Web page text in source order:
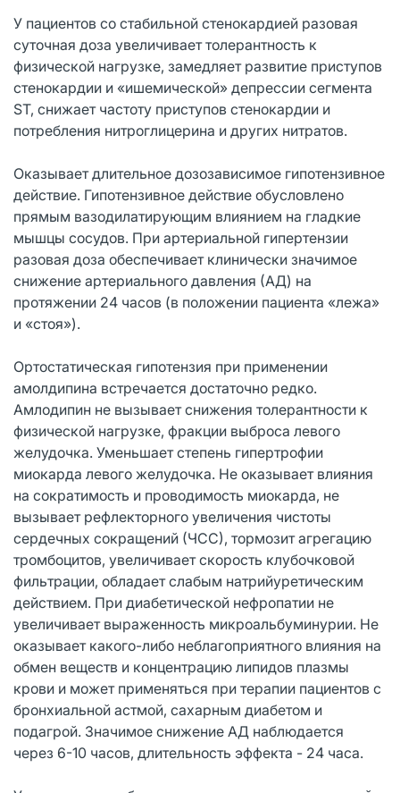
У пациентов со стабильной стенокардией разовая
суточная доза увеличивает толерантность к
физической нагрузке, замедляет развитие приступов
стенокардии и «ишемической» депрессии сегмента
ST, снижает частоту приступов стенокардии и
потребления нитроглицерина и других нитратов.
Оказывает длительное дозозависимое гипотензивное
действие. Гипотензивное действие обусловлено
прямым вазодилатирующим влиянием на гладкие
мышцы сосудов. При артериальной гипертензии
разовая доза обеспечивает клинически значимое
снижение артериального давления (АД) на
протяжении 24 часов (в положении пациента «лежа»
и «стоя»).
Ортостатическая гипотензия при применении
амолдипина встречается достаточно редко.
Амлодипин не вызывает снижения толерантности к
физической нагрузке, фракции выброса левого
желудочка. Уменьшает степень гипертрофии
миокарда левого желудочка. Не оказывает влияния
на сократимость и проводимость миокарда, не
вызывает рефлекторного увеличения чистоты
сердечных сокращений (ЧСС), тормозит агрегацию
тромбоцитов, увеличивает скорость клубочковой
фильтрации, обладает слабым натрийуретическим
действием. При диабетической нефропатии не
увеличивает выраженность микроальбуминурии. Не
оказывает какого-либо неблагоприятного влияния на
обмен веществ и концентрацию липидов плазмы
крови и может применяться при терапии пациентов с
бронхиальной астмой, сахарным диабетом и
подагрой. Значимое снижение АД наблюдается
через 6-10 часов, длительность эффекта - 24 часа.